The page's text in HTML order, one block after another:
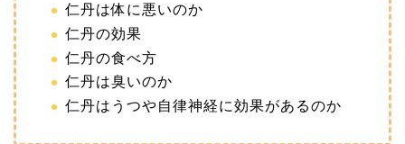
仁丹は体に悪いのか
仁丹の効果
仁丹の食べ方
仁丹は臭いのか
仁丹はうつや自律神経に効果があるのか